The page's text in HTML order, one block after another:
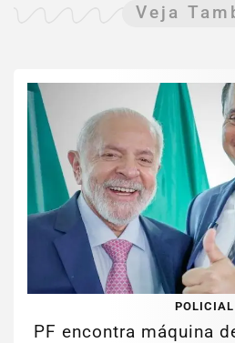
Veja
POLICIAL
PF encontra máquina